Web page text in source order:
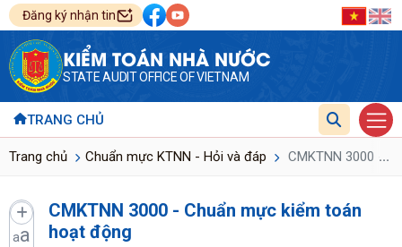
Đăng ký nhận tin
KIỂM TOÁN NHÀ NƯỚC
STATE AUDIT OFFICE OF VIETNAM
TRANG CHỦ
Trang chủ Chuẩn mực KTNN - Hỏi và đáp CMKTNN 3000 -
...
aa
CMKTNN 3000 - Chuẩn mực kiểm toán
hoạt động